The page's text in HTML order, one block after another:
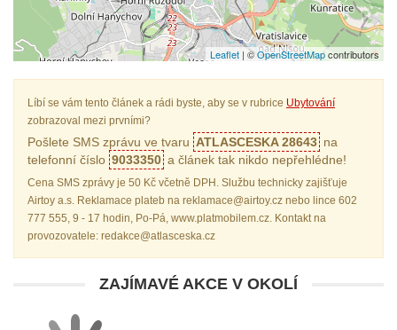
Leaflet | ©OpenStreetMapcontributors
Líbí se vám tento článek a rádi byste, aby se v rubrice Ubytování
zobrazoval mezi prvními?
Pošlete SMS zprávu ve tvaru ATLASCESKA 28643 na
telefonní číslo 9033350 a článek tak nikdo nepřehlédne!
Cena SMS zprávy je 50 Kč včetně DPH. Službu technicky zajišťuje
Airtoy a.s. Reklamace plateb na reklamace@airtoy.cz nebo lince 602
777 555, 9 - 17 hodin, Po-Pá, www.platmobilem.cz. Kontakt na
provozovatele: redakce@atlasceska.cz
ZAJÍMAVÉ AKCE V OKOLÍ